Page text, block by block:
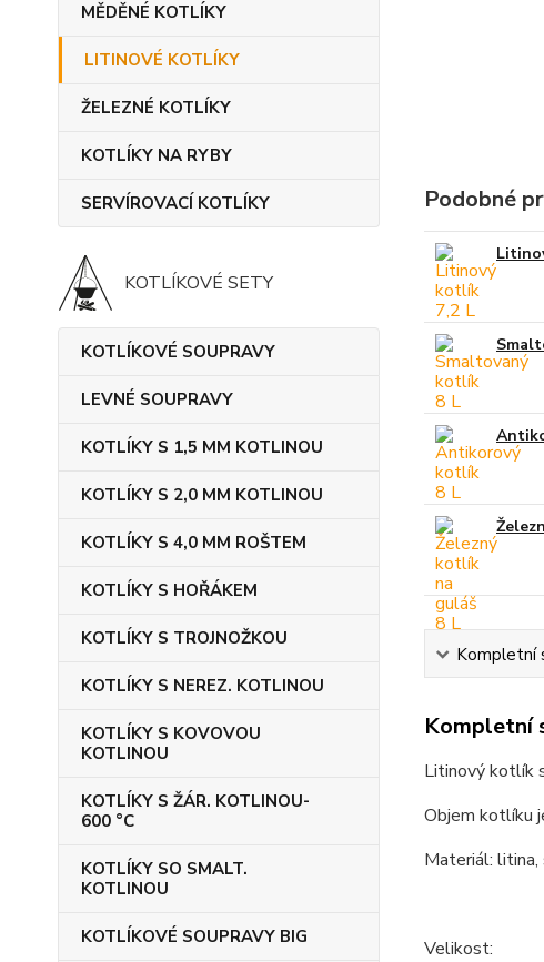
MĚDĚNÉ KOTLÍKY
LITINOVÉ KOTLÍKY
ŽELEZNÉ KOTLÍKY
KOTLÍKY NA RYBY
SERVÍROVACÍ KOTLÍKY
KOTLÍKOVÉ SETY
KOTLÍKOVÉ SOUPRAVY
LEVNÉ SOUPRAVY
KOTLÍKY S 1,5 MM KOTLINOU
KOTLÍKY S 2,0 MM KOTLINOU
KOTLÍKY S 4,0 MM ROŠTEM
KOTLÍKY S HOŘÁKEM
KOTLÍKY S TROJNOŽKOU
KOTLÍKY S NEREZ. KOTLINOU
KOTLÍKY S KOVOVOU
KOTLINOU
KOTLÍKY S ŽÁR. KOTLINOU-
600 °C
KOTLÍKY SO SMALT.
KOTLINOU
KOTLÍKOVÉ SOUPRAVY BIG
Podobné
Kompletní
Kompletní
Litinový kotlík
Objem kotlíku
Materiál: litina,
Velikost: